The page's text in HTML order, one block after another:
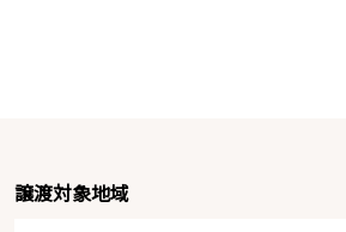
譲渡対象地域